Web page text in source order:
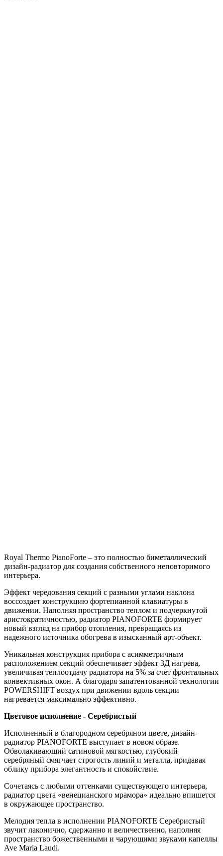
Royal Thermo PianoForte – это полностью биметаллический
дизайн-радиатор для создания собственного неповторимого
интерьера.
Эффект чередования секций с разными углами наклона
воссоздает конструкцию фортепианной клавиатуры в
движении. Наполняя пространство теплом и подчеркнутой
аристократичностью, радиатор PIANOFORTE формирует
новый взгляд на прибор отопления, превращаясь из
надежного источника обогрева в изысканный арт-объект.
Уникальная конструкция прибора с асимметричным
расположением секций обеспечивает эффект 3Д нагрева,
увеличивая теплоотдачу радиатора на 5% за счет фронтальных
конвективных окон. А благодаря запатентованной технологии
POWERSHIFT воздух при движении вдоль секции
нагревается максимально эффективно.
Цветовое исполнение - Серебристый
Исполненный в благородном серебряном цвете, дизайн-
радиатор PIANOFORTE выступает в новом образе.
Обволакивающий сатиновой мягкостью, глубокий
серебряный смягчает строгость линий и металла, придавая
облику прибора элегантность и спокойствие.
Сочетаясь с любыми оттенками существующего интерьера,
радиатор цвета «венецианского мрамора» идеально впишется
в окружающее пространство.
Мелодия тепла в исполнении PIANOFORTE Серебристый
звучит лаконично, сдержанно и величественно, наполняя
пространство божественными и чарующими звуками капеллы
Ave Maria Laudi.